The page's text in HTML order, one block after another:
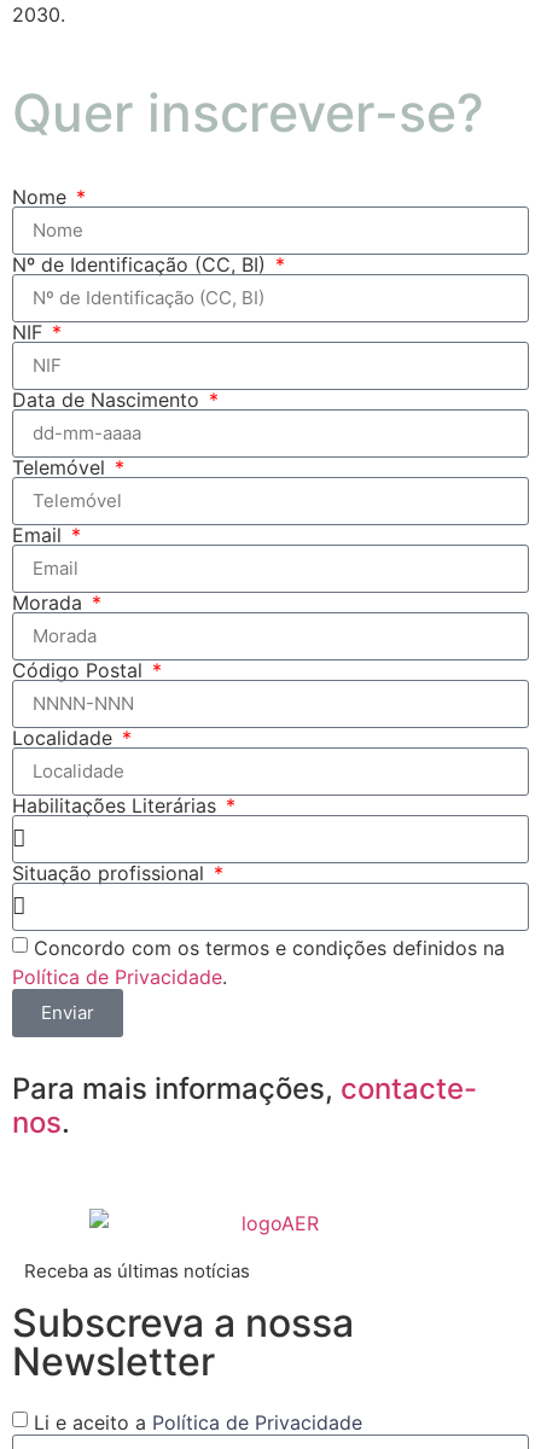
2030.
Quer inscrever-se?
Nome
Nº de Identificação (CC, BI)
NIF
Data de Nascimento
Telemóvel
Email
Morada
Código Postal
Localidade
Habilitações Literárias
Situação profissional
Concordo com os termos e condições definidos na
Política de Privacidade.
Enviar
Para mais informações, contacte-
nos.
Receba as últimas notícias
Subscreva a nossa
Newsletter
Li e aceito a Política de Privacidade